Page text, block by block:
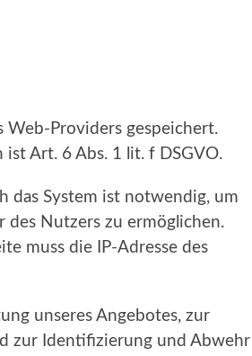
Web-Providers gespeichert.
ist Art. 6 Abs. 1 lit. f DSGVO.
das System ist notwendig, um
des Nutzers zu ermöglichen.
muss die IP-Adresse des
unseres Angebotes, zur
zur Identifizierung und Abwehr